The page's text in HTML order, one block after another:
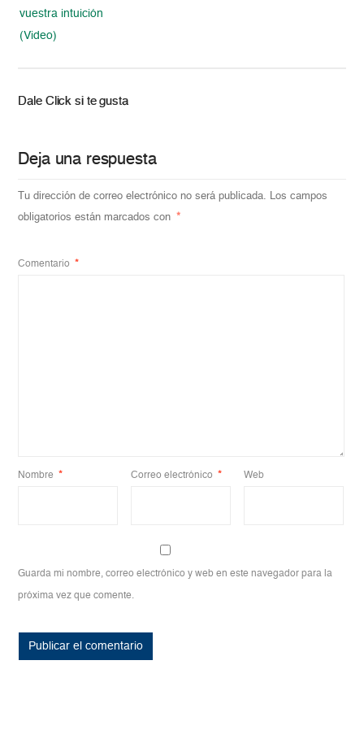
vuestra intuición
(Video)
Dale Click si te gusta
Deja una respuesta
Tu dirección de correo electrónico no será publicada. Los campos
obligatorios están marcados con *
Comentario *
Nombre * Correo electrónico * Web
Guarda mi nombre, correo electrónico y web en este navegador para la
próxima vez que comente.